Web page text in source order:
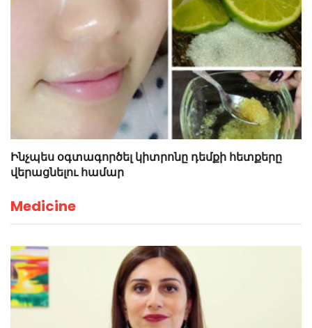
Ինչպես օգտագործել կիտրոնը դեմքի հետքերը
վերացնելու համար
Medicine